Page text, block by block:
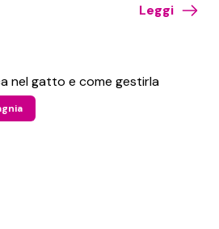
uno promosso dal Consorzio del
Leggi